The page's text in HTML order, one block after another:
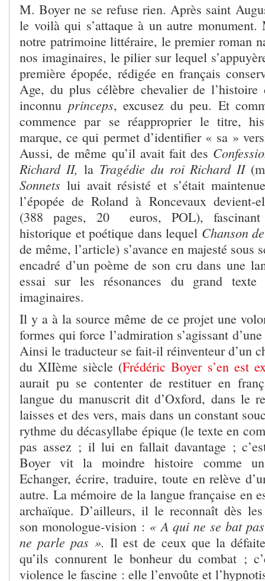
M. Boyer ne se refuse rien. Après saint
le voilà qui s’attaque à un autre
notre patrimoine littéraire, le premier roman
nos imaginaires, le pilier sur lequel
première épopée, rédigée en français
Age, du plus célèbre chevalier de
inconnu princeps, excusez du peu. Et
commence par se réapproprier le titre,
marque, ce qui permet d’identifier « sa »
Aussi, de même qu’il avait fait des
Richard II, laTragédie du roi Richard II
Sonnets lui avait résisté et s’était
l’épopée de Roland à Roncevaux devient-
(388 pages, 20 euros, POL), fascinant
historique et poétique dans lequel Chanson
de même, l’article) s’avance en majesté sous
encadré d’un poème de son cru dans une
essai sur les résonances du grand texte
imaginaires.
Il y a à la source même de ce projet une
formes qui force l’admiration s’agissant
Ainsi le traducteur se fait-il réinventeur d’un
du XIIème siècle (Frédéric Boyer s’en est
aurait pu se contenter de restituer en
langue du manuscrit dit d’Oxford, dans le
laisses et des vers, mais dans un constant
rythme du décasyllabe épique (le texte en
pas assez ; il lui en fallait davantage ;
Boyer vit la moindre histoire comme
Echanger, écrire, traduire, toute en relève
autre. La mémoire de la langue française en
archaïque. D’ailleurs, il le reconnaît dès
son monologue-vision : « A qui ne se bat
ne parle pas ». Il est de ceux que la
qu’ils connurent le bonheur du combat ;
violence le fascine : elle l’envoûte et